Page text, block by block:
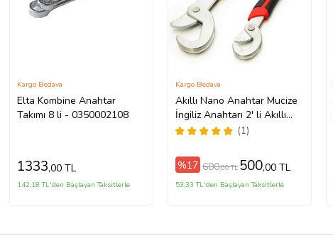
Elta Kombine Anahtar
Takımı 8 li - 0350002108
Kargo Bedava
1333,00 TL
142,18 TL'den Başlayan Taksitlerle
Akıllı Nano Anahtar Mucize
İngiliz Anahtarı 2' li Akıllı
Anahtar Seti Mucizevi
(1)
Kargo Bedava
%17 600,00 TL 500,00 TL
53,33 TL'den Başlayan Taksitlerle